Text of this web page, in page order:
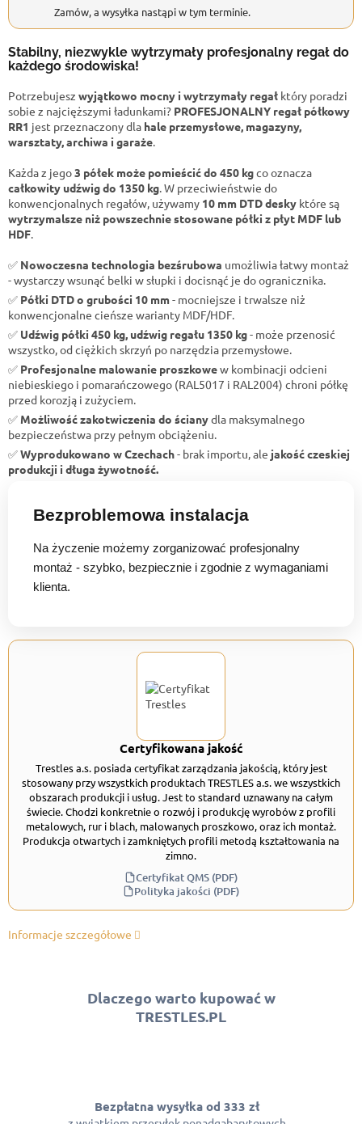
Zamów, a wysyłka nastąpi w tym terminie.
Stabilny, niezwykle wytrzymały profesjonalny regał do
każdego środowiska!
Potrzebujesz wyjątkowo mocny i wytrzymały regał który poradzi
sobie z najcięższymi ładunkami? PROFESJONALNY regał półkowy
RR1 jest przeznaczony dla hale przemysłowe, magazyny,
warsztaty, archiwa i garaże
Każda z jego3 półek może pomieścić do 450 kgco oznacza
całkowity udźwig do 1350 kg . W przeciwieństwie do
konwencjonalnych regałów, używamy 10 mm DTD desky które są
wytrzymalsze niż powszechnie stosowane półki z płyt MDF lub
HDF
✅ Nowoczesna technologia bezśrubowa umożliwia łatwy montaż
- wystarczy wsunąć belki w słupki i docisnąć je do ogranicznika.
✅ Półki DTD o grubości 10 mm- mocniejsze i trwalsze niż
konwencjonalne cieńsze warianty MDF/HDF.
✅ Udźwig półki 450 kg, udźwig regału 1350 kg- może przenosić
wszystko, od ciężkich skrzyń po narzędzia przemysłowe.
✅ Profesjonalne malowanie proszkowew kombinacji odcieni
niebieskiego i pomarańczowego (RAL5017 i RAL2004) chroni półkę
przed korozją i zużyciem.
✅ Możliwość zakotwiczenia do ścianydla maksymalnego
bezpieczeństwa przy pełnym obciążeniu.
✅Wyprodukowano w Czechach- brak importu, ale jakość czeskiej
produkcji i długa żywotność.
Bezproblemowa instalacja
Na życzenie możemy zorganizować profesjonalny
montaż - szybko, bezpiecznie i zgodnie z wymaganiami
klienta.
Certyfikowana jakość
Trestles a.s. posiada certyfikat zarządzania jakością, który jest
stosowany przy wszystkich produktach TRESTLES a.s. we wszystkich
obszarach produkcji i usług. Jest to standard uznawany na całym
świecie. Chodzi konkretnie o rozwój i produkcję wyrobów z profili
metalowych, rur i blach, malowanych proszkowo, oraz ich montaż.
Produkcja otwartych i zamkniętych profili metodą kształtowania na
zimno.
Certyfikat QMS (PDF)
Polityka jakości (PDF)
Informacje szczegółowe
Dlaczego warto kupować w
TRESTLES.PL
Bezpłatna wysyłka od 333 zł